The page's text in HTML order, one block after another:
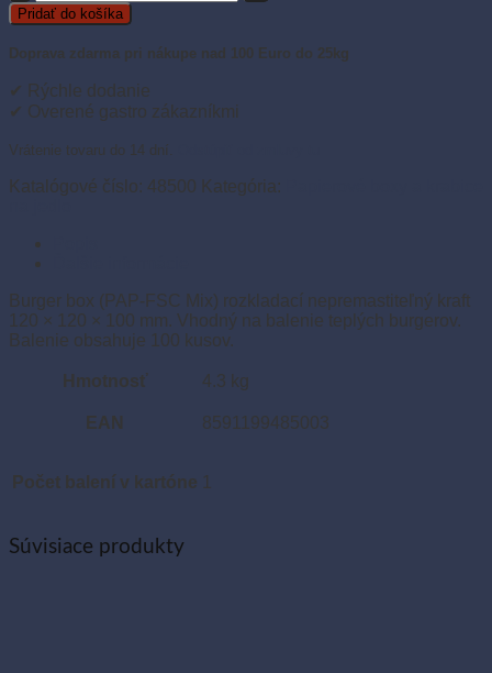
Burger
box
nepremastiteľný
×
120
100
kraft
Pridať do košíka
Doprava zdarma pri nákupe nad 100 Euro do 25kg
✔ Rýchle dodanie
✔ Overené gastro zákazníkmi
Vrátenie tovaru do 14 dní.
Katalógové číslo: 48500 Kategória:
Burger box (PAP-FSC Mix) rozkladací nepremastiteľný kraft
120 × 120 × 100 mm. Vhodný na balenie teplých burgerov.
Balenie obsahuje 100 kusov.
Hmotnosť 4.3 kg
EAN 8591199485003
Počet balení v kartóne 1
Súvisiace produkty